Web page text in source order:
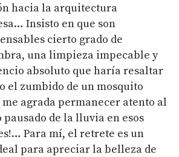
hacia la arquitectura
Insisto en que son
cierto grado de
una limpieza impecable y
absoluto que haría resaltar
el zumbido de un mosquito
me agrada permanecer atento al
pausado de la lluvia en esos
Para mí, el retrete es un
para apreciar la belleza de